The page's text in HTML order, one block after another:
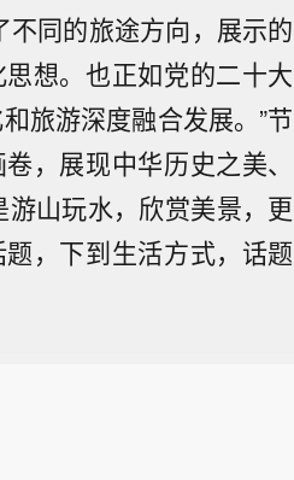
不同的旅途方向，展示的
想。也正如党的二十大
旅游深度融合发展。”节
，展现中华历史之美、
山玩水，欣赏美景，更
，下到生活方式，话题